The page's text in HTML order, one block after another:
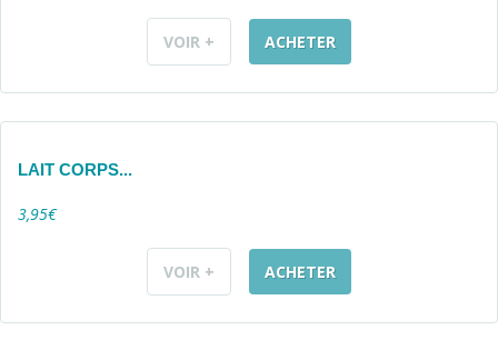
VOIR + ACHETER
LAIT CORPS...
3,95€
VOIR + ACHETER